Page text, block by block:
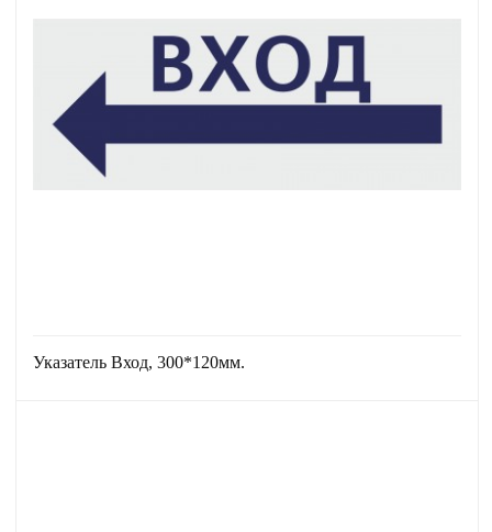
Указатель Вход, 300*120мм.